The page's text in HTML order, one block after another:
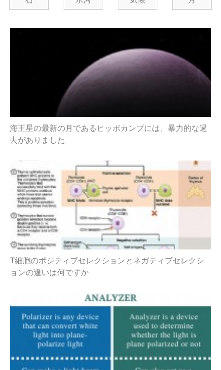
海王星の最新の月であるヒッポカンプには、暴力的な過
去がありました
T細胞のポジティブセレクションとネガティブセレクシ
ョンの違いは何ですか